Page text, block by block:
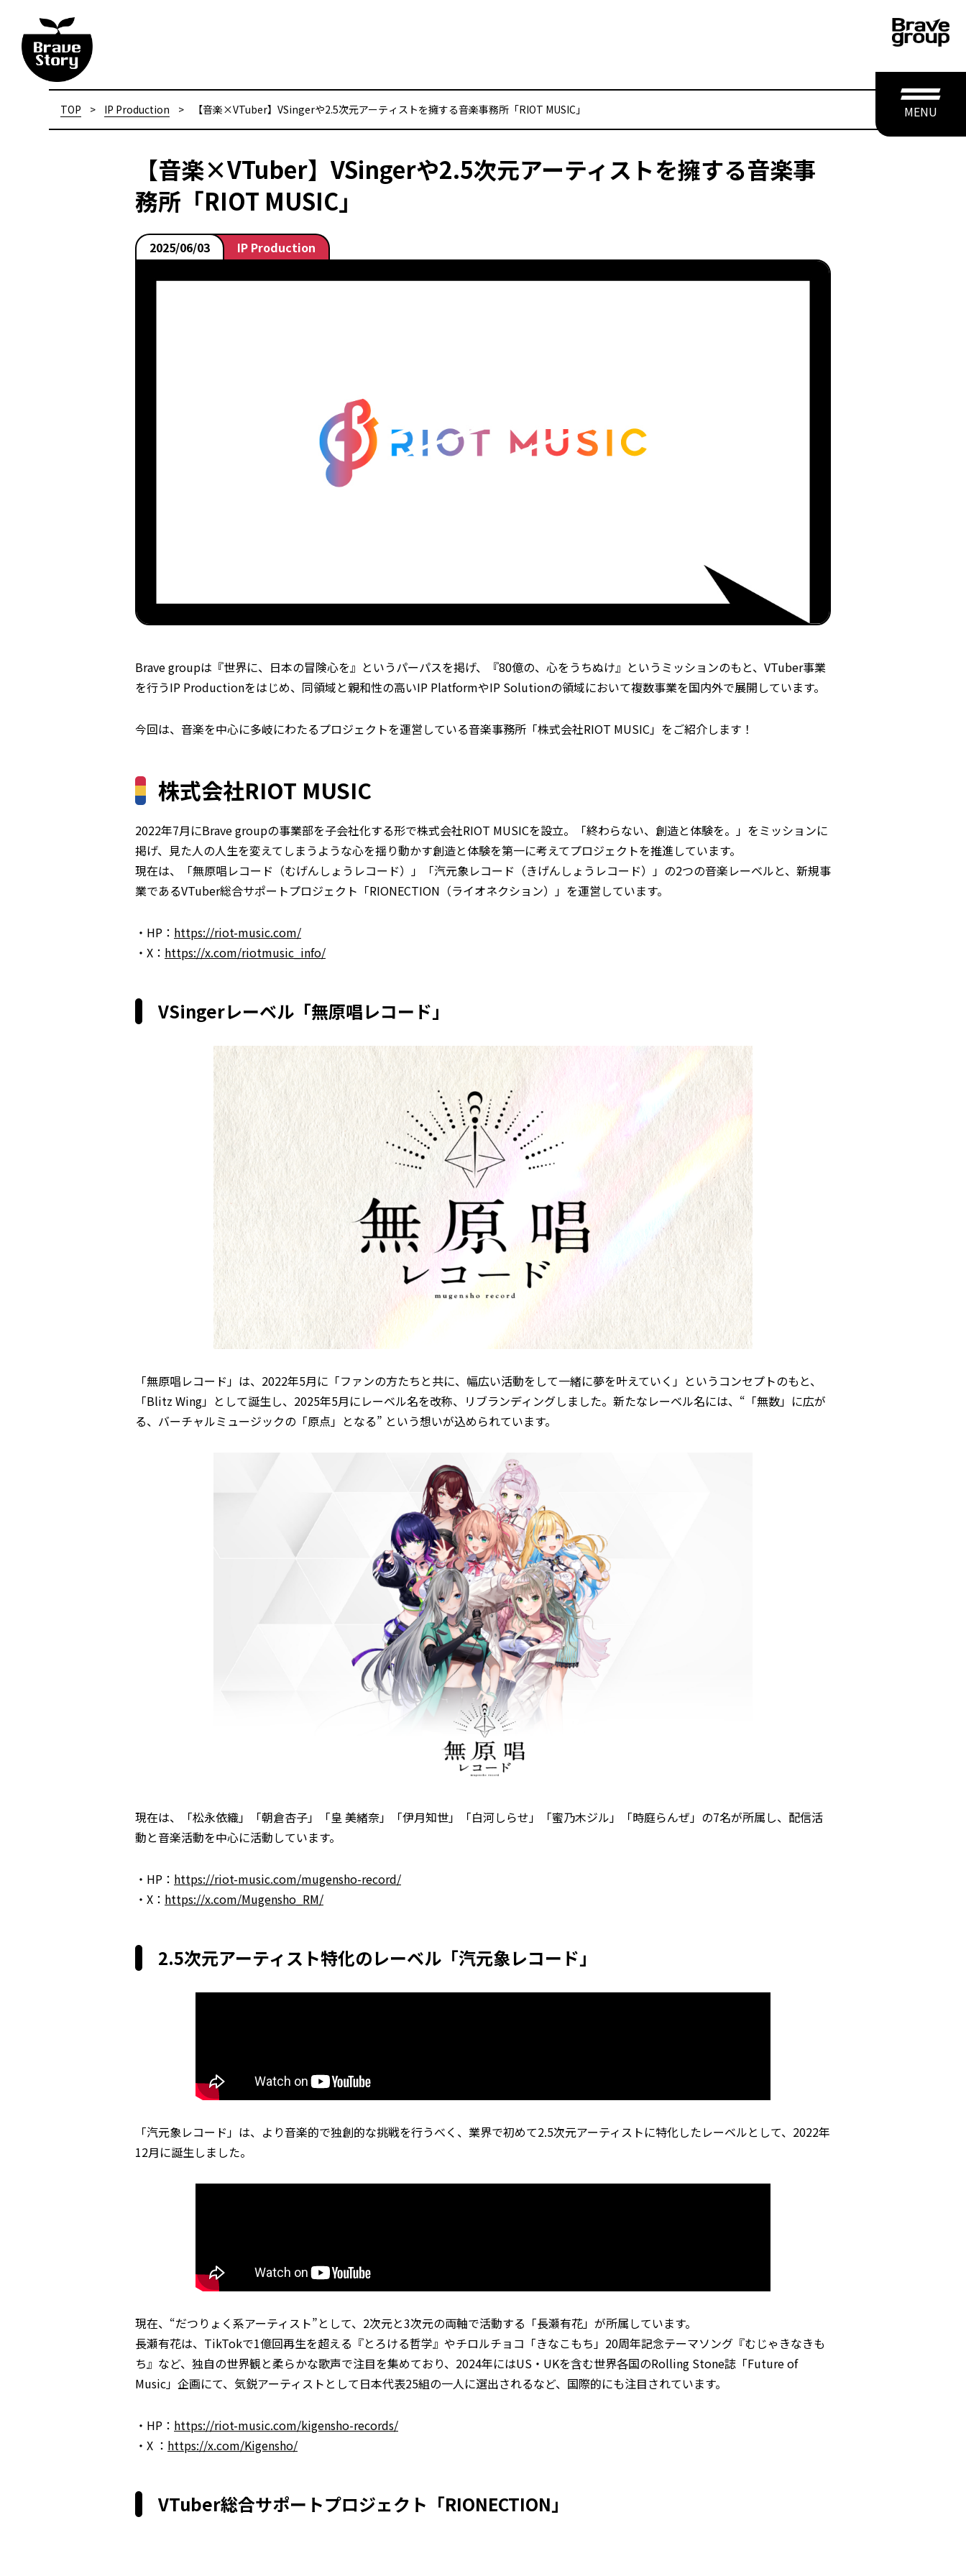
MENU
TOP > IP Production > 【音楽×VTuber】VSingerや2.5次元アーティストを擁する音楽事務所「RIOT MUSIC」
【音楽×VTuber】VSingerや2.5次元アーティストを擁する音楽事
務所「RIOT MUSIC」
2025/06/03 IP Production
Brave groupは『世界に、日本の冒険心を』というパーパスを掲げ、『80億の、心をうちぬけ』というミッションのもと、VTuber事業
を行うIP Productionをはじめ、同領域と親和性の高いIP PlatformやIP Solutionの領域において複数事業を国内外で展開しています。
今回は、音楽を中心に多岐にわたるプロジェクトを運営している音楽事務所「株式会社RIOT MUSIC」をご紹介します！
株式会社RIOT MUSIC
2022年7月にBrave groupの事業部を子会社化する形で株式会社RIOT MUSICを設立。「終わらない、創造と体験を。」をミッションに
掲げ、見た人の人生を変えてしまうような心を揺り動かす創造と体験を第一に考えてプロジェクトを推進しています。
現在は、「無原唱レコード（むげんしょうレコード）」「汽元象レコード（きげんしょうレコード）」の2つの音楽レーベルと、新規事
業であるVTuber総合サポートプロジェクト「RIONECTION（ライオネクション）」を運営しています。
・HP： https://riot-music.com/
・X： https://x.com/riotmusic_info/
VSingerレーベル「無原唱レコード」
「無原唱レコード」は、2022年5月に「ファンの方たちと共に、幅広い活動をして一緒に夢を叶えていく」というコンセプトのもと、
「Blitz Wing」として誕生し、2025年5月にレーベル名を改称、リブランディングしました。新たなレーベル名には、“「無数」に広が
る、バーチャルミュージックの「原点」となる” という想いが込められています。
現在は、「松永依織」「朝倉杏子」「皇 美緒奈」「伊月知世」「白河しらせ」「蜜乃木ジル」「時庭らんぜ」の7名が所属し、配信活
動と音楽活動を中心に活動しています。
・HP： https://riot-music.com/mugensho-record/
・X： https://x.com/Mugensho_RM/
2.5次元アーティスト特化のレーベル「汽元象レコード」
「汽元象レコード」は、より音楽的で独創的な挑戦を行うべく、業界で初めて2.5次元アーティストに特化したレーベルとして、2022年
12月に誕生しました。
現在、“だつりょく系アーティスト”として、2次元と3次元の両軸で活動する「長瀬有花」が所属しています。
長瀬有花は、TikTokで1億回再生を超える『とろける哲学』やチロルチョコ「きなこもち」20周年記念テーマソング『むじゃきなきも
ち』など、独自の世界観と柔らかな歌声で注目を集めており、2024年にはUS・UKを含む世界各国のRolling Stone誌「Future of
Music」企画にて、気鋭アーティストとして日本代表25組の一人に選出されるなど、国際的にも注目されています。
・HP： https://riot-music.com/kigensho-records/
・X ： https://x.com/Kigensho/
VTuber総合サポートプロジェクト「RIONECTION」